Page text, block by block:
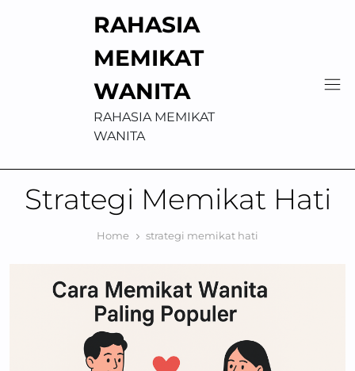
RAHASIA
MEMIKAT
WANITA
RAHASIA MEMIKAT
WANITA
Strategi Memikat Hati
Home strategi memikat hati